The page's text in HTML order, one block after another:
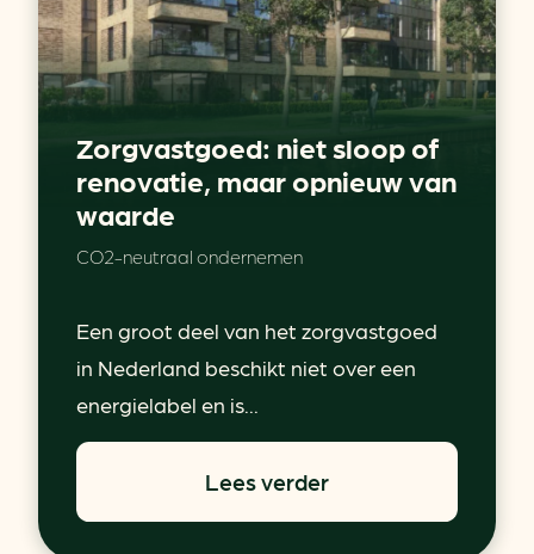
Zorgvastgoed: niet sloop of
renovatie, maar opnieuw van
waarde
CO2-neutraal ondernemen
Een groot deel van het zorgvastgoed
in Nederland beschikt niet over een
energielabel en is...
Lees verder